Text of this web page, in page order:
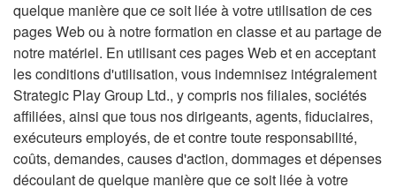
quelque manière que ce soit liée à votre utilisation de ces
pages Web ou à notre formation en classe et au partage de
notre matériel. En utilisant ces pages Web et en acceptant
les conditions d'utilisation, vous indemnisez intégralement
Strategic Play Group Ltd., y compris nos filiales, sociétés
affiliées, ainsi que tous nos dirigeants, agents, fiduciaires,
exécuteurs employés, de et contre toute responsabilité,
coûts, demandes, causes d'action, dommages et dépenses
découlant de quelque manière que ce soit liée à votre